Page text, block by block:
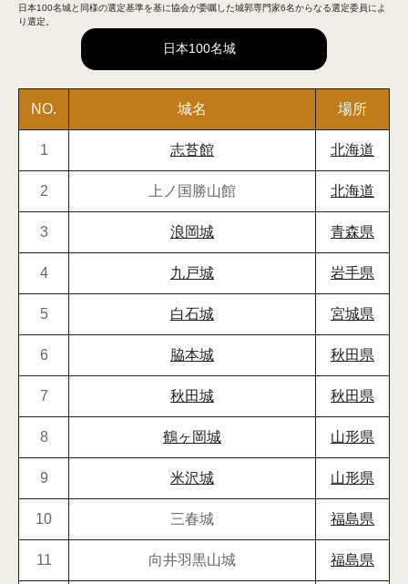
日本100名城と同様の選定基準を基に協会が委嘱した城郭専門家6名からなる選定委員によ
り選定。
日本100名城
NO. 城名 場所
1 志苔館 北海道
2 上ノ国勝山館 北海道
3 浪岡城 青森県
4 九戸城 岩手県
5 白石城 宮城県
6 脇本城 秋田県
7 秋田城 秋田県
8 鶴ヶ岡城 山形県
9 米沢城 山形県
10 三春城 福島県
11 向井羽黒山城 福島県